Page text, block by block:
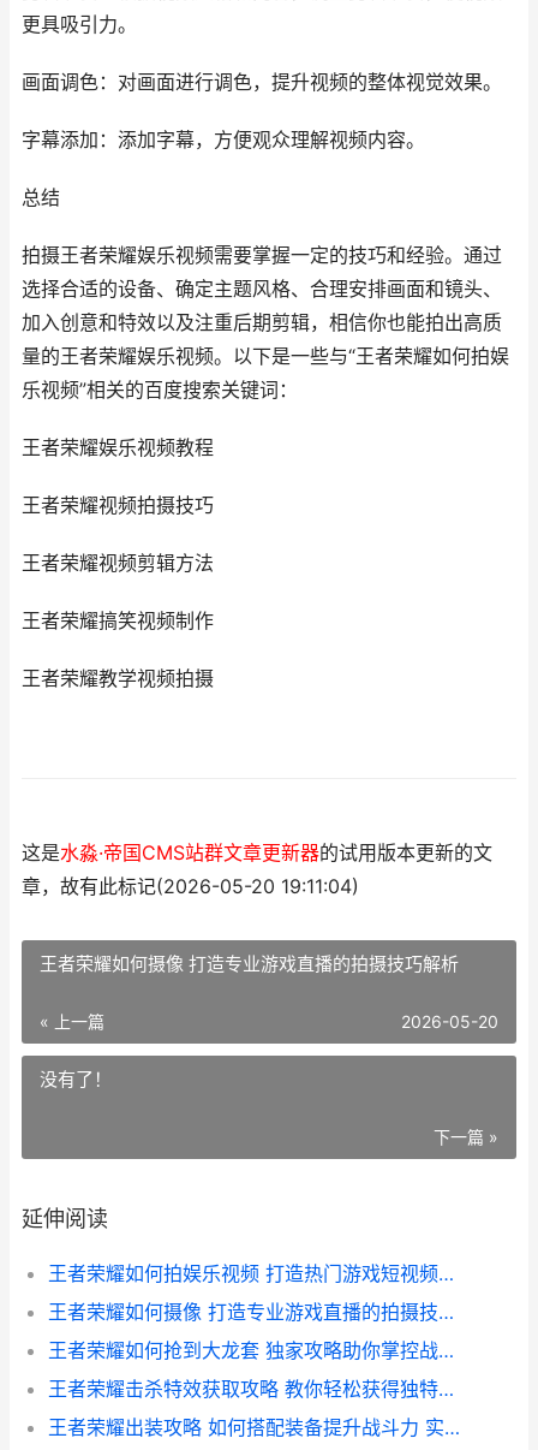
更具吸引力。
画面调色：对画面进行调色，提升视频的整体视觉效果。
字幕添加：添加字幕，方便观众理解视频内容。
总结
拍摄王者荣耀娱乐视频需要掌握一定的技巧和经验。通过
选择合适的设备、确定主题风格、合理安排画面和镜头、
加入创意和特效以及注重后期剪辑，相信你也能拍出高质
量的王者荣耀娱乐视频。以下是一些与“王者荣耀如何拍娱
乐视频”相关的百度搜索关键词：
王者荣耀娱乐视频教程
王者荣耀视频拍摄技巧
王者荣耀视频剪辑方法
王者荣耀搞笑视频制作
王者荣耀教学视频拍摄
这是水淼·帝国CMS站群文章更新器的试用版本更新的文
章，故有此标记(2026-05-20 19:11:04)
王者荣耀如何摄像 打造专业游戏直播的拍摄技巧解析
« 上一篇 2026-05-20
没有了！
下一篇 »
延伸阅读
王者荣耀如何拍娱乐视频 打造热门游戏短视频攻略
王者荣耀如何摄像 打造专业游戏直播的拍摄技巧解析
王者荣耀如何抢到大龙套 独家攻略助你掌控战场优势
王者荣耀击杀特效获取攻略 教你轻松获得独特战场荣耀
王者荣耀出装攻略 如何搭配装备提升战斗力 实战技巧解析